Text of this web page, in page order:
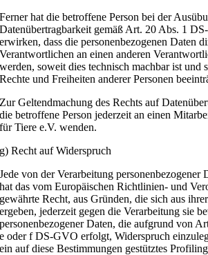
Ferner hat die betroffene Person bei der
Datenübertragbarkeit gemäß Art. 20 Abs. 1
erwirken, dass die personenbezogenen Daten
Verantwortlichen an einen anderen
werden, soweit dies technisch machbar ist und
Rechte und Freiheiten anderer Personen
Zur Geltendmachung des Rechts auf
die betroffene Person jederzeit an einen
für Tiere e.V. wenden.
g) Recht auf Widerspruch
Jede von der Verarbeitung personenbezogener
hat das vom Europäischen Richtlinien- und
gewährte Recht, aus Gründen, die sich aus
ergeben, jederzeit gegen die Verarbeitung sie
personenbezogener Daten, die aufgrund von
e oder f DS-GVO erfolgt, Widerspruch
ein auf diese Bestimmungen gestütztes